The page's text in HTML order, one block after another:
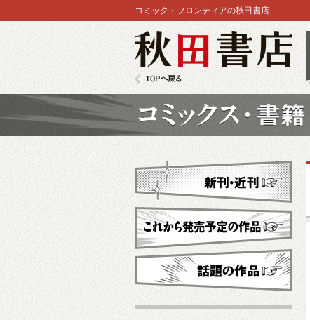
コミック・フロンティアの秋田書店
新刊・近刊
これから発売予定